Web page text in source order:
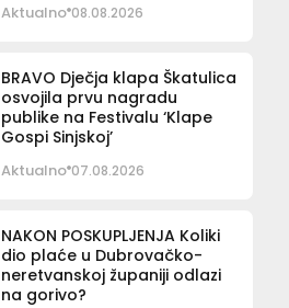
Aktualno 08.08.2026
BRAVO Dječja klapa Škatulica
osvojila prvu nagradu
publike na Festivalu ‘Klape
Gospi Sinjskoj’
Aktualno 07.08.2026
NAKON POSKUPLJENJA Koliki
dio plaće u Dubrovačko-
neretvanskoj županiji odlazi
na gorivo?